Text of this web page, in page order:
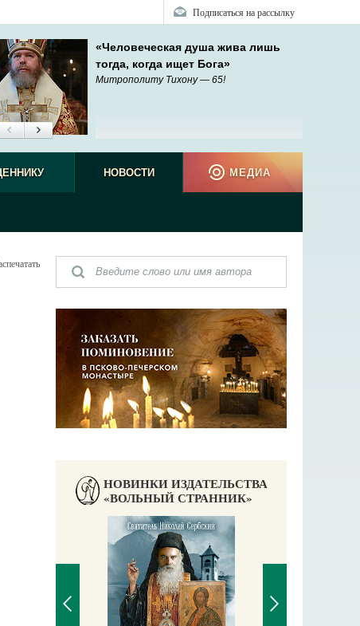
Подписаться на рассылку
«Человеческая душа жива лишь
тогда, когда ищет Бога»
Митрополиту Тихону — 65!
НОВОСТИ МЕДИА
НОВИНКИ ИЗДАТЕЛЬСТВА
«ВОЛЬНЫЙ СТРАННИК»